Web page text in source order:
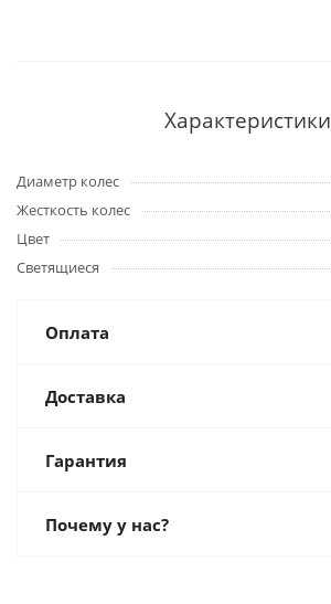
Характеристики
Диаметр колес
Жесткость колес
Цвет
Светящиеся
Оплата
Доставка
Гарантия
Почему у нас?